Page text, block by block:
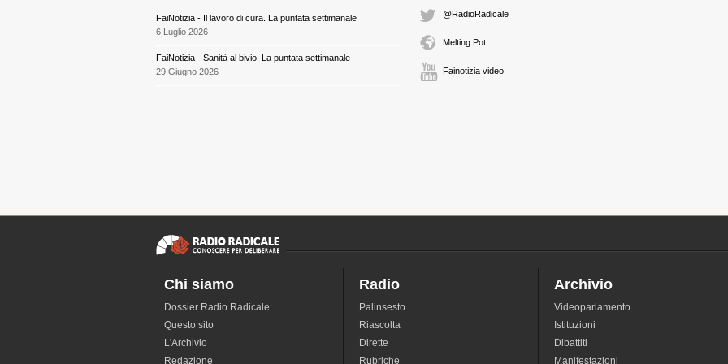
FaiNotizia - Il lavoro di cura. La puntata settimanale
6 Luglio 2026
FaiNotizia - Sanità al bivio. La puntata settimanale
29 Giugno 2026
@RadioRadicale
Melting Pot
Fainotizia video
Chi siamo
Dossier Radio Radicale
Questo sito
L'Archivio
Redazione
Radio
Palinsesto
Riascolta
Dirette
Rubriche
Archivio
Videoparlamento
Istituzioni
Dibattiti
Manifestazioni